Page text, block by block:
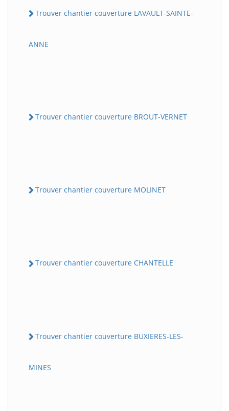
Trouver chantier couverture LAVAULT-SAINTE-
ANNE
Trouver chantier couverture BROUT-VERNET
Trouver chantier couverture MOLINET
Trouver chantier couverture CHANTELLE
Trouver chantier couverture BUXIERES-LES-
MINES